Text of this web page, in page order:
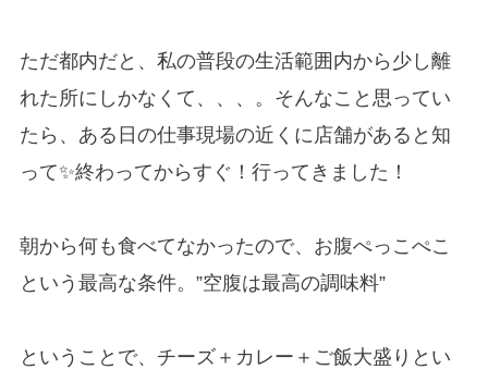
ただ都内だと、私の普段の生活範囲内から少し離
れた所にしかなくて、、、。そんなこと思ってい
たら、ある日の仕事現場の近くに店舗があると知
って✨終わってからすぐ！行ってきました！
朝から何も食べてなかったので、お腹ぺっこぺこ
という最高な条件。”空腹は最高の調味料”
ということで、チーズ＋カレー＋ご飯大盛りとい